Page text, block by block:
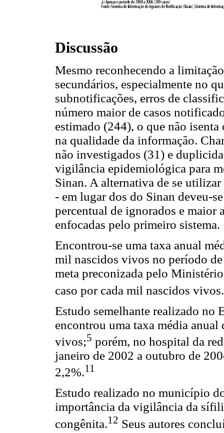
Discussão
Mesmo reconhecendo a
secundários, especialmente no
subnotificações, erros de
número maior de casos
estimado (244), o que não
na qualidade da informação.
não investigados (31) e
vigilância epidemiológica para
Sinan. A alternativa de se
- em lugar dos do Sinan deveu-
percentual de ignorados e maior
enfocadas pelo primeiro sistema.
Encontrou-se uma taxa anual
mil nascidos vivos no período
meta preconizada pelo
caso por cada mil nascidos vivos.
Estudo semelhante realizado no
encontrou uma taxa média
vivos;5 porém, no hospital da
janeiro de 2002 a outubro de
2,2%.11
Estudo realizado no município
importância da vigilância da
congênita.12 Seus autores